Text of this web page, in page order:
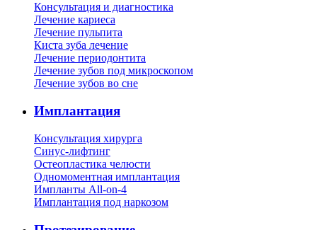
Консультация и диагностика
Лечение кариеса
Лечение пульпита
Киста зуба лечение
Лечение периодонтита
Лечение зубов под микроскопом
Лечение зубов во сне
Имплантация
Консультация хирурга
Синус-лифтинг
Остеопластика челюсти
Одномоментная имплантация
Импланты All-on-4
Имплантация под наркозом